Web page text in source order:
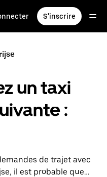
S'inscrire
un taxi
:
de trajet avec
il est probable que